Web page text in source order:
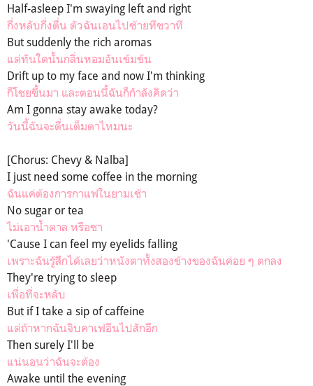
Half-asleep I'm swaying left and right
กึ่งหลับกึ่งตื่น ตัวฉันเอนไปซ้ายทีขวาที
But suddenly the rich aromas
แต่ทันใดนั้นกลิ่นหอมอันเข้มข้น
Drift up to my face and now I'm thinking
ก็โชยขึ้นมา และตอนนี้ฉันก็กำลังคิดว่า
Am I gonna stay awake today?
วันนี้ฉันจะตื่นเต็มตาไหมนะ
[Chorus: Chevy & Nalba]
I just need some coffee in the morning
ฉันแค่ต้องการกาแฟในยามเช้า
No sugar or tea
ไม่เอาน้ำตาล หรือชา
'Cause I can feel my eyelids falling
เพราะฉันรู้สึกได้เลยว่าหนังตาทั้งสองข้างของฉันค่อย ๆ ตกลง
They're trying to sleep
เพื่อที่จะหลับ
But if I take a sip of caffeine
แต่ถ้าหากฉันจิบคาเฟอีนไปสักอึก
Then surely I'll be
แน่นอนว่าฉันจะต้อง
Awake until the evening